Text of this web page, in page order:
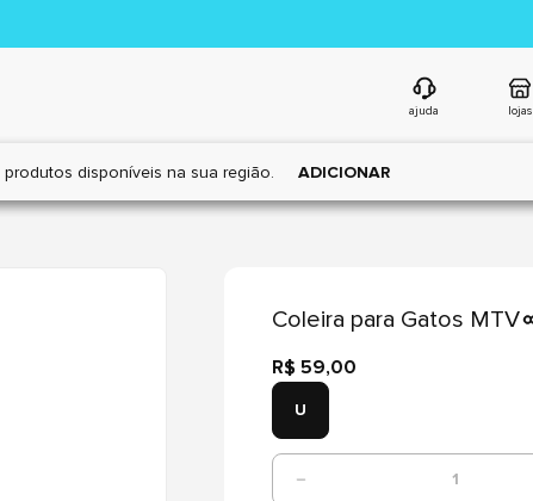
ajuda lojas
produtos disponíveis na sua região. ADICIONAR
Coleira para Gatos MTV
R$ 59,00
U
1